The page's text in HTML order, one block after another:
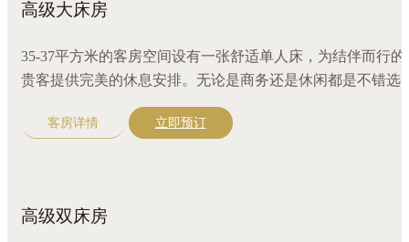
高级大床房
35-37平方米的客房空间设有一张舒适单人床，为结伴而行的
贵客提供完美的休息安排。无论是商务还是休闲都是不错选
择。客房装修精致，环境温馨舒适，配备风格鲜明的家具和
套设施，置身此房型中可观赏庭园绿意景致。
客房详情 立即预订
高级双床房